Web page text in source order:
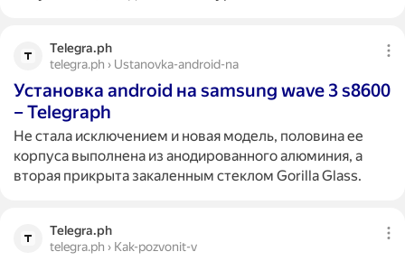
Telegra.ph
telegra.ph › Ustanovka-android-na
Установка android на samsung wave 3 s8600
– Telegraph
Не стала исключением и новая модель, половина ее
корпуса выполнена из анодированного алюминия, а
вторая прикрыта закаленным стеклом Gorilla Glass.
Telegra.ph
telegra.ph › Kak-pozvonit-v